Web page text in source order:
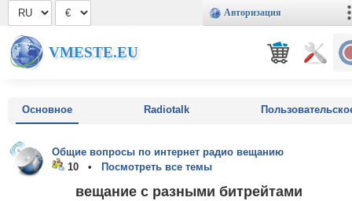
Авторизация
VMESTE.EU
Основное Radiotalk
Общие вопросы по интернет радио вещанию
10 •
Посмотреть все темы
вещание с разными битрейтами